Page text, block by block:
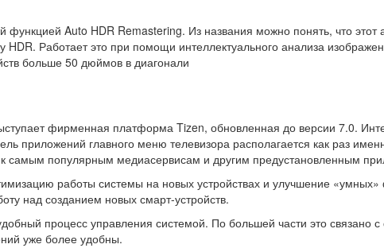
функцией Auto HDR Remastering. Из названия можно понять, что этот
HDR. Работает это при помощи интеллектуального анализа
больше 50 дюймов в диагонали
фирменная платформа Tizen, обновленная до версии 7.0.
приложений главного меню телевизора располагается как раз
самым популярным медиасервисам и другим предустановленным
работы системы на новых устройствах и улучшение
над созданием новых смарт-устройств.
процесс управления системой. По большей части это связано с
уже более удобны.